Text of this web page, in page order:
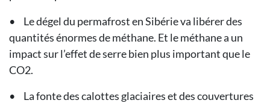
•
Le dégel du permafrost en Sibérie va libérer des
quantités énormes de méthane. Et le méthane a un
impact sur l’effet de serre bien plus important que le
CO2.
•
La fonte des calottes glaciaires et des couvertures